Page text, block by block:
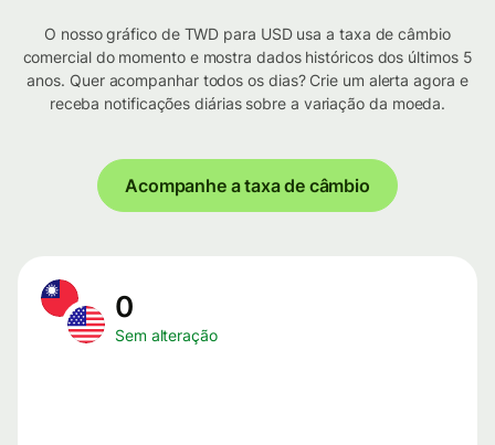
O nosso gráfico de TWD para USD usa a taxa de câmbio
comercial do momento e mostra dados históricos dos últimos 5
anos. Quer acompanhar todos os dias? Crie um alerta agora e
receba notificações diárias sobre a variação da moeda.
Acompanhe a taxa de câmbio
0
Sem alteração